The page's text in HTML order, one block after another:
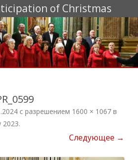
of Christmas
с разрешением 1600 × 1067 в
2023.
Следующее →